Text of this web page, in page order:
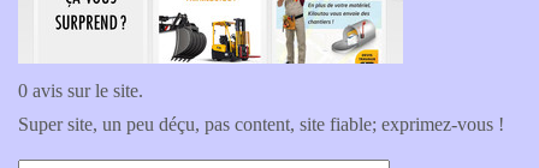
0 avis sur le site.
Super site, un peu déçu, pas content, site fiable; exprimez-vous !